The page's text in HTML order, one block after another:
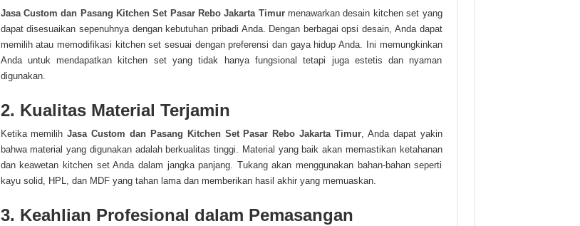
Jasa Custom dan Pasang Kitchen Set Pasar Rebo Jakarta Timurmenawarkan desain kitchen set yang
dapat disesuaikan sepenuhnya dengan kebutuhan pribadi Anda. Dengan berbagai opsi desain, Anda dapat
memilih atau memodifikasi kitchen set sesuai dengan preferensi dan gaya hidup Anda. Ini memungkinkan
Anda untuk mendapatkan kitchen set yang tidak hanya fungsional tetapi juga estetis dan nyaman
digunakan.
2. Kualitas Material Terjamin
Ketika memilihJasa Custom dan Pasang Kitchen Set Pasar Rebo Jakarta Timur, Anda dapat yakin
bahwa material yang digunakan adalah berkualitas tinggi. Material yang baik akan memastikan ketahanan
dan keawetan kitchen set Anda dalam jangka panjang. Tukang akan menggunakan bahan-bahan seperti
kayu solid, HPL, dan MDF yang tahan lama dan memberikan hasil akhir yang memuaskan.
3. Keahlian Profesional dalam Pemasangan